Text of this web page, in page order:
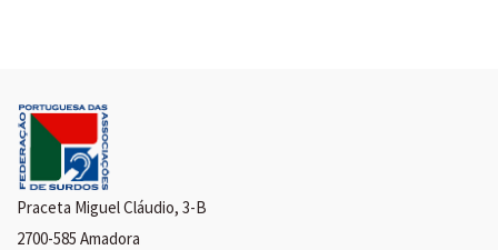
Praceta Miguel Cláudio, 3-B
2700-585 Amadora